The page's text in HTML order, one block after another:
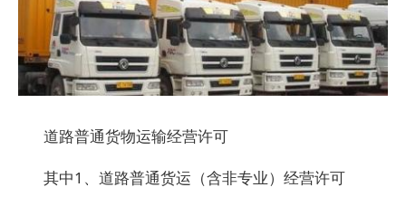
道路普通货物运输经营许可
其中1、道路普通货运（含非专业）经营许可